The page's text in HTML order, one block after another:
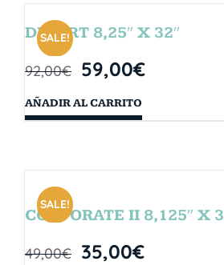
SALE!
DESERT 8,25″ X 32″
92,00€ 59,00€
AÑADIR AL CARRITO
SALE!
CORPORATE II 8,125″ X
49,00€ 35,00€